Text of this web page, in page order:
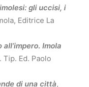
gli uccisi, i
Editrice La
Imola
Tip. Ed. Paolo
di una città,